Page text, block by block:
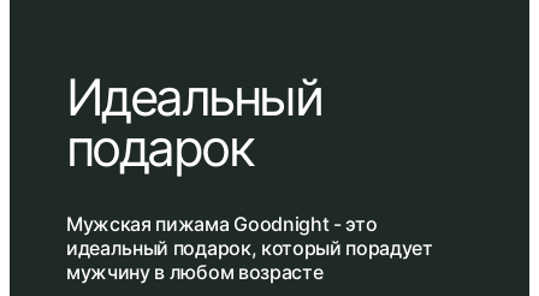
Идеальный
подарок
Мужская пижама Goodnight - это
идеальный подарок, который порадует
мужчину в любом возрасте